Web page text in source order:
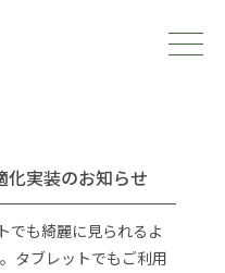
化実装のお知らせ
でも綺麗に見られるよ
タブレットでもご利用